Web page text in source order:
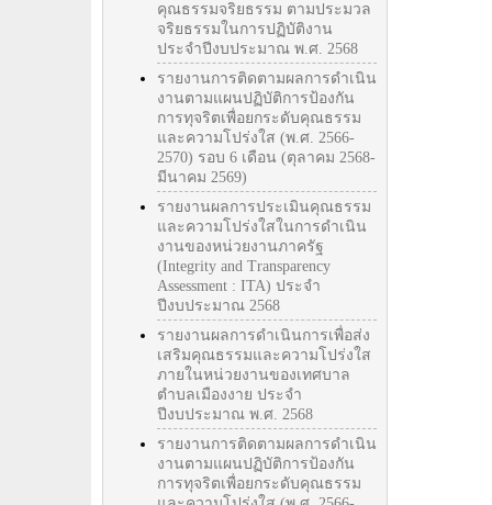
คุณธรรมจริยธรรม ตามประมวล
จริยธรรมในการปฏิบัติงาน
ประจำปีงบประมาณ พ.ศ. 2568
รายงานการติดตามผลการดำเนิน
งานตามแผนปฏิบัติการป้องกัน
การทุจริตเพื่อยกระดับคุณธรรม
และความโปร่งใส (พ.ศ. 2566-
2570) รอบ 6 เดือน (ตุลาคม 2568-
มีนาคม 2569)
รายงานผลการประเมินคุณธรรม
และความโปร่งใสในการดำเนิน
งานของหน่วยงานภาครัฐ
(Integrity and Transparency
Assessment : ITA) ประจำ
ปีงบประมาณ 2568
รายงานผลการดำเนินการเพื่อส่ง
เสริมคุณธรรมและความโปร่งใส
ภายในหน่วยงานของเทศบาล
ตำบลเมืองงาย ประจำ
ปีงบประมาณ พ.ศ. 2568
รายงานการติดตามผลการดำเนิน
งานตามแผนปฏิบัติการป้องกัน
การทุจริตเพื่อยกระดับคุณธรรม